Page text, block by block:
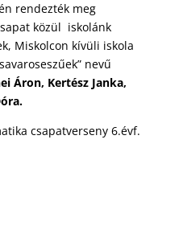
rendezték meg
közül iskolánk
Miskolcon kívüli iskola
nevű
Áron, Kertész Janka,
csapatverseny 6.évf.